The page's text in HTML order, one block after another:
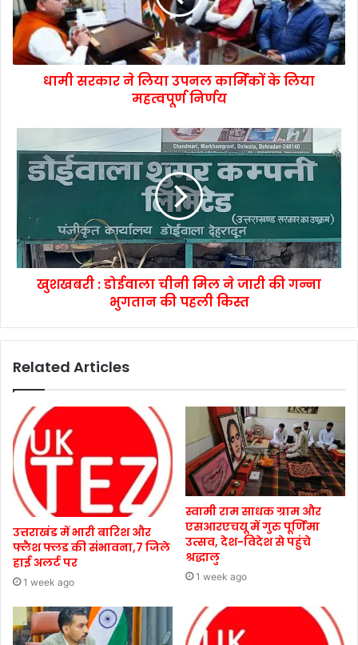
धामी सरकार ने लिया उपनल कार्मिकों के लिया
महत्वपूर्ण निर्णय
खुशखबरी : डोईवाला चीनी मिल ने जारी की गन्ना
भुगतान की पहली किस्त
Related Articles
उत्तराखंड में भारी बारिश और
फ्लैश फ्लड की संभावना,7 जिले
हाई अलर्ट पर
1 week ago
स्वामी राम साधक ग्राम और
एसआरएचयू में गुरु पूर्णिमा
उत्सव, देश-विदेश से पहुंचे
श्रद्धालु
1 week ago